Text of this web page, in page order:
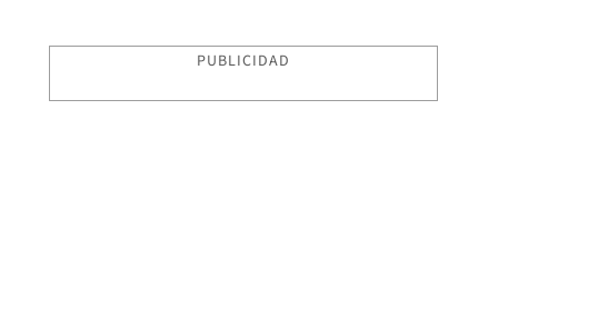
PUBLICIDAD